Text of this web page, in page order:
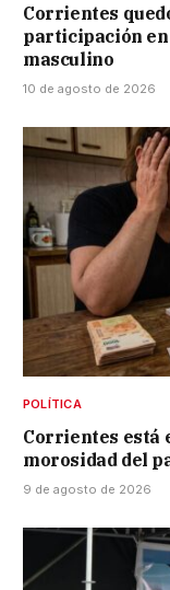
Corrientes
participación
masculino
10 de agosto de 2026
POLÍTICA
Corrientes está
morosidad del
9 de agosto de 2026